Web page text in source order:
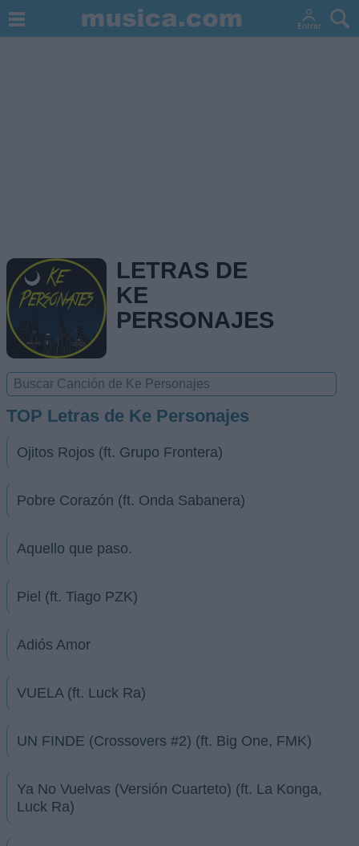
LETRAS DE
KE
PERSONAJES
TOP Letras de Ke Personajes
Ojitos Rojos (ft. Grupo Frontera)
Pobre Corazón (ft. Onda Sabanera)
Aquello que paso.
Piel (ft. Tiago PZK)
Adiós Amor
VUELA (ft. Luck Ra)
UN FINDE (Crossovers #2) (ft. Big One, FMK)
Ya No Vuelvas (Versión Cuarteto) (ft. La Konga,
Luck Ra)